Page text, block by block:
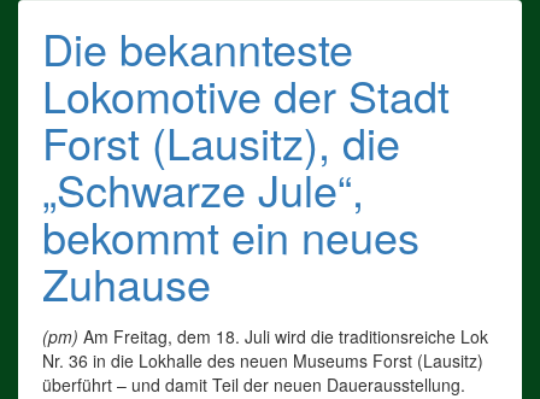
Die bekannteste
Lokomotive der Stadt
Forst (Lausitz), die
„Schwarze Jule“,
bekommt ein neues
Zuhause
(pm) Am Freitag, dem 18. Juli wird die traditionsreiche Lok
Nr. 36 in die Lokhalle des neuen Museums Forst (Lausitz)
überführt – und damit Teil der neuen Dauerausstellung.